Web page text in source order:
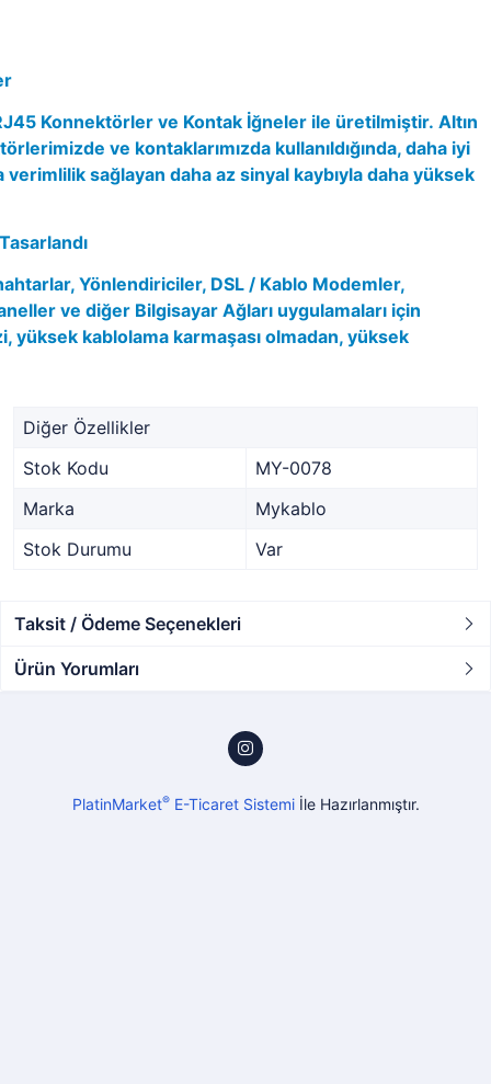
Konnektörler ve Kontak İğneler ile üretilmiştir. Altın
ve kontaklarımızda kullanıldığında, daha iyi
verimlilik sağlayan daha az sinyal kaybıyla daha yüksek
Yönlendiriciler, DSL / Kablo Modemler,
ve diğer Bilgisayar Ağları uygulamaları için
yüksek kablolama karmaşası olmadan, yüksek
Diğer Özellikler
Stok Kodu
MY-0078
Marka
Mykablo
Stok Durumu
Var
Taksit / Ödeme Seçenekleri
Ürün Yorumları
PlatinMarket®E-Ticaret Sistemiİle Hazırlanmıştır.